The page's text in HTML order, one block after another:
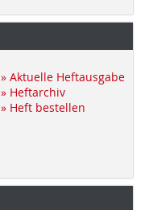
» Aktuelle Heftausgabe
» Heftarchiv
» Heft bestellen